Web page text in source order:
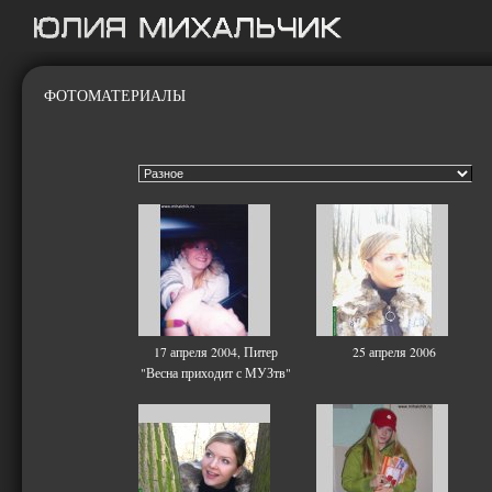
ФОТОМАТЕРИАЛЫ
17 апреля 2004, Питер
"Весна приходит с МУЗтв"
25 апреля 2006